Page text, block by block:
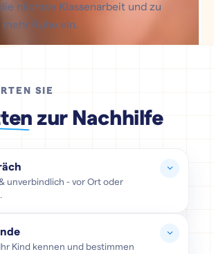
nächste Klassenarbeit und zu
Ruhe ein.
SIE
zur Nachhilfe
unverbindlich - vor Ort oder
Kind kennen und bestimmen